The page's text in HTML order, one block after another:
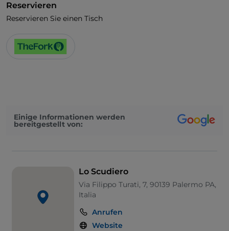
Reservieren
Reservieren Sie einen Tisch
Einige Informationen werden
bereitgestellt von:
Lo Scudiero
Via Filippo Turati, 7, 90139 Palermo PA,
Italia
Anrufen
Website